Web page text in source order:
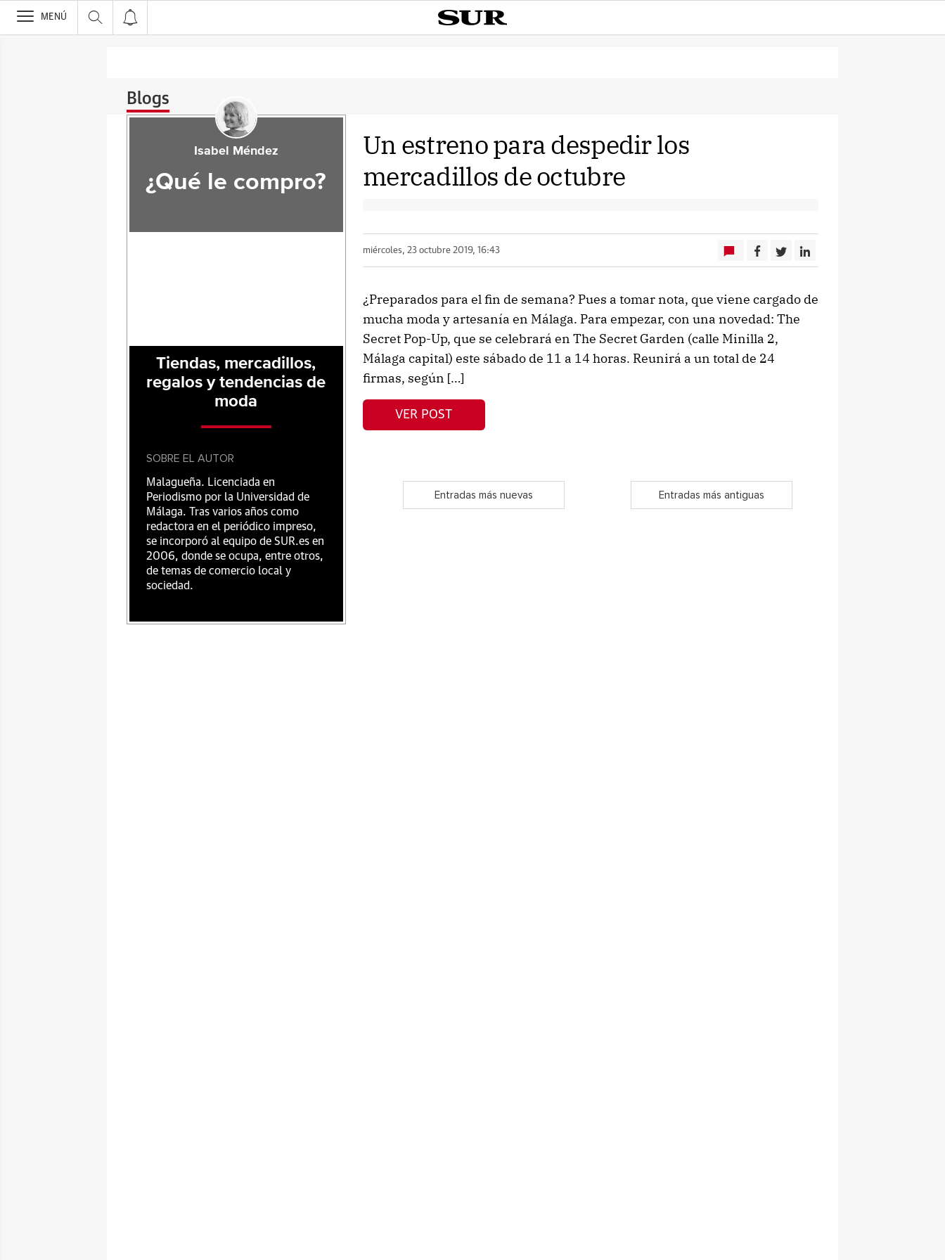
>
MENÚ
Blogs
Un estreno para despedir los
mercadillos de octubre
miércoles, 23 octubre 2019, 16:43
¿Preparados para el fin de semana? Pues a tomar nota, que viene cargado de
mucha moda y artesanía en Málaga. Para empezar, con una novedad: The
Secret Pop-Up, que se celebrará en The Secret Garden (calle Minilla 2,
Málaga capital) este sábado de 11 a 14 horas. Reunirá a un total de 24
firmas, según […]
VER POST
Entradas más nuevas Entradas más antiguas
Isabel Méndez
¿Qué le compro?
Tiendas, mercadillos,
regalos y tendencias de
moda
SOBRE EL AUTOR
Malagueña. Licenciada en
Periodismo por la Universidad de
Málaga. Tras varios años como
redactora en el periódico impreso,
se incorporó al equipo de SUR.es en
2006, donde se ocupa, entre otros,
de temas de comercio local y
sociedad.